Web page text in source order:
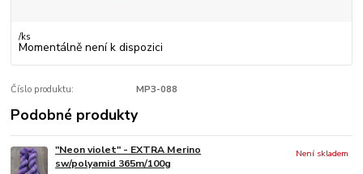
/ks
Momentálně není k dispozici
Číslo produktu: MP3-088
Podobné produkty
"Neon violet" - EXTRA Merino
sw/polyamid 365m/100g
Není skladem